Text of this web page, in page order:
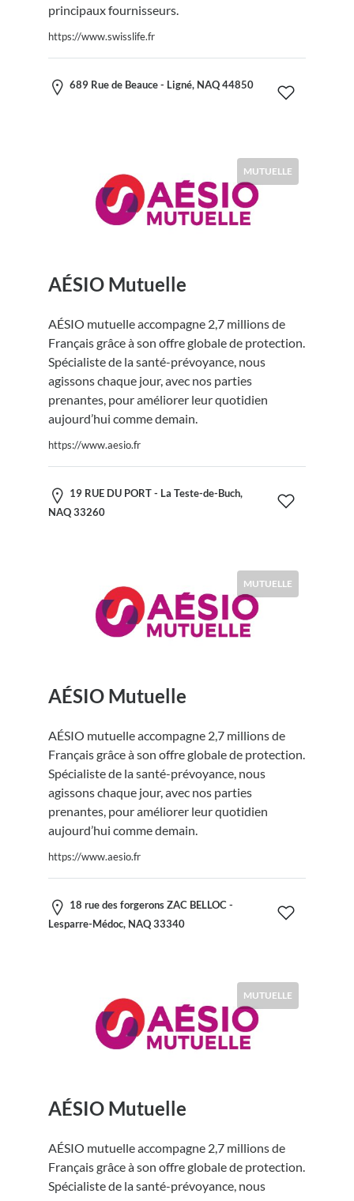
principaux fournisseurs.
https://www.swisslife.fr
689 Rue de Beauce - Ligné, NAQ 44850
MUTUELLE
AÉSIO Mutuelle
AÉSIO mutuelle accompagne 2,7 millions de
Français grâce à son offre globale de protection.
Spécialiste de la santé-prévoyance, nous
agissons chaque jour, avec nos parties
prenantes, pour améliorer leur quotidien
aujourd’hui comme demain.
https://www.aesio.fr
19 RUE DU PORT - La Teste-de-Buch,
NAQ 33260
MUTUELLE
AÉSIO Mutuelle
AÉSIO mutuelle accompagne 2,7 millions de
Français grâce à son offre globale de protection.
Spécialiste de la santé-prévoyance, nous
agissons chaque jour, avec nos parties
prenantes, pour améliorer leur quotidien
aujourd’hui comme demain.
https://www.aesio.fr
18 rue des forgerons ZAC BELLOC -
Lesparre-Médoc, NAQ 33340
MUTUELLE
AÉSIO Mutuelle
AÉSIO mutuelle accompagne 2,7 millions de
Français grâce à son offre globale de protection.
Spécialiste de la santé-prévoyance, nous